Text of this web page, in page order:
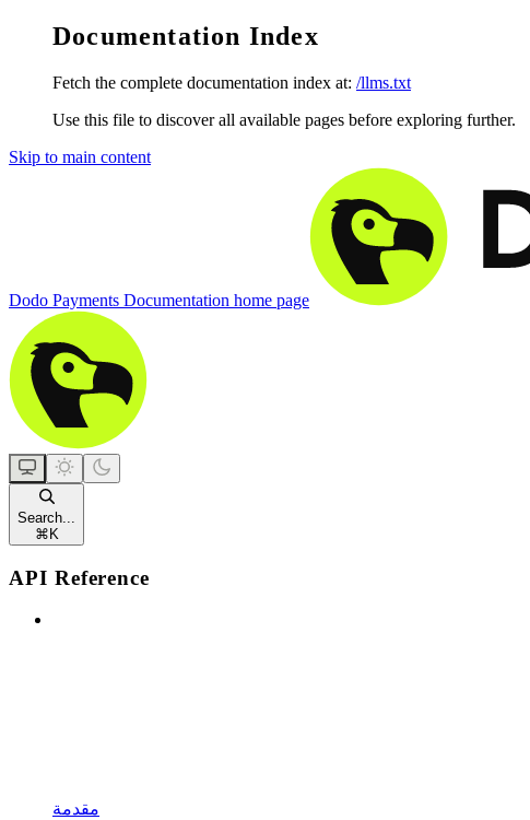
Documentation Index
Fetch the complete documentation index at: /llms.txt
Use this file to discover all available pages before exploring further.
Skip to main content
Dodo Payments Documentation home page
Search...
⌘ K
API Reference
مقدمة